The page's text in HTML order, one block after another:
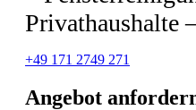
Privathaushalte
+49 171 2749 271
Angebot